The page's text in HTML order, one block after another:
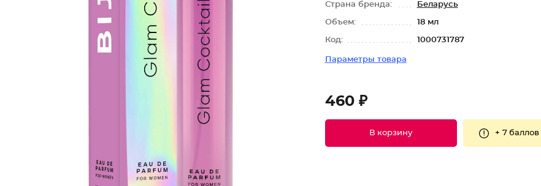
Страна бренда: Беларусь
Объем: 18 мл
Код: 1000731787
Параметры товара
460 ₽
В корзину + 7 баллов